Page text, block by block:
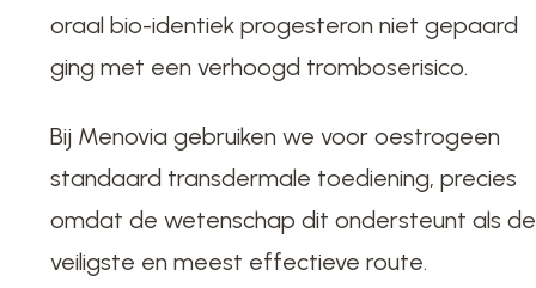
oraal bio-identiek progesteron niet gepaard
ging met een verhoogd tromboserisico.
Bij Menovia gebruiken we voor oestrogeen
standaard transdermale toediening, precies
omdat de wetenschap dit ondersteunt als de
veiligste en meest effectieve route.